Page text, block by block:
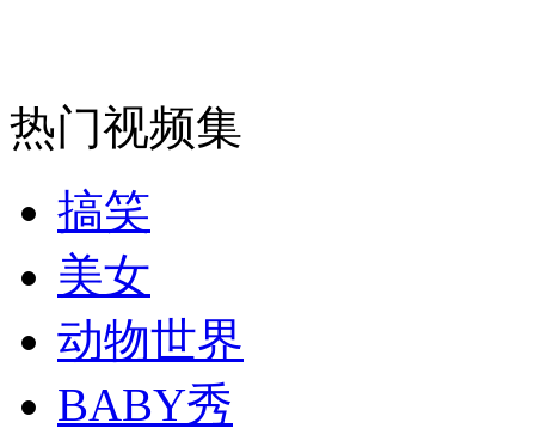
走！跟着总书记去植树
消防员救轻生者
热门视频集
搞笑
美女
动物世界
BABY秀